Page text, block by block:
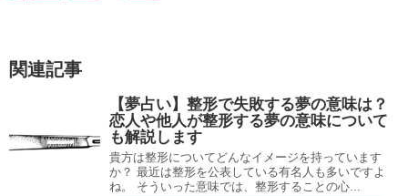
体育館は、誰しもが訪れたことのある場所です。
それは思春期という人生で最も多感な時期に、です。
関連記事
【夢占い】整形で失敗する夢の意味は？
恋人や他人が整形する夢の意味について
も解説します
貴方は整形についてどんなイメージを持っています
か？ 最近は整形を公表している有名人も多いですよ
ね。 そういった意味では、整形することの心...